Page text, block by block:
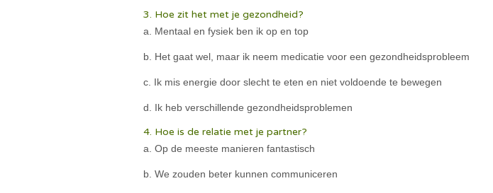
3. Hoe zit het met je gezondheid?
a. Mentaal en fysiek ben ik op en top
b. Het gaat wel, maar ik neem medicatie voor een gezondheidsprobleem
c. Ik mis energie door slecht te eten en niet voldoende te bewegen
d. Ik heb verschillende gezondheidsproblemen
4. Hoe is de relatie met je partner?
a. Op de meeste manieren fantastisch
b. We zouden beter kunnen communiceren